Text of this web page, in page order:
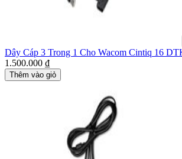
Dây Cáp 3 Trong 1 Cho Wacom Cintiq 16
1.500.000 ₫
Thêm vào giỏ